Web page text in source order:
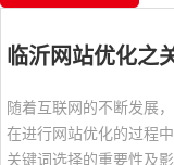
临沂网站优化之
随着互联网的不断发展
在进行网站优化的过程
关键词选择的重要性及